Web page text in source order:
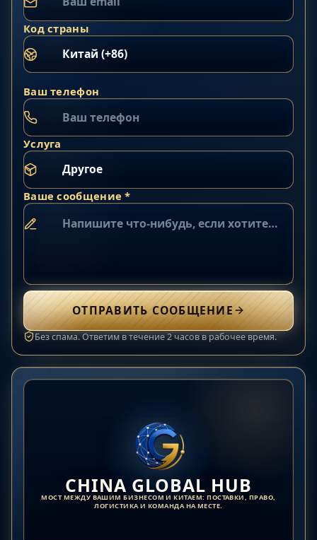
Код страны
Ваш телефон
Услуга
Ваше сообщение *
ОТПРАВИТЬ СООБЩЕНИЕ
Без спама. Ответим в течение 2 часов в рабочее время.
CHINA GLOBAL HUB
МОСТ МЕЖДУ ВАШИМ БИЗНЕСОМ И КИТАЕМ: ПОСТАВКИ, ПРАВО,
ЛОГИСТИКА И КОМАНДА НА МЕСТЕ.